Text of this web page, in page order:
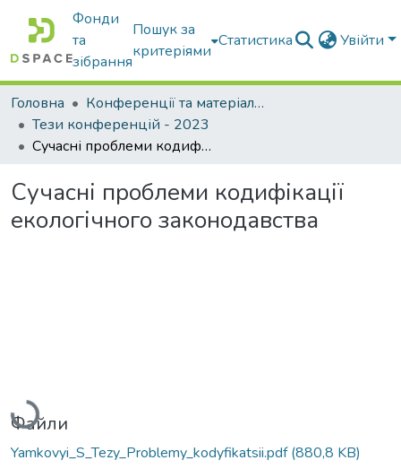
Фонди
та
зібрання
Пошук за
критеріями
Статистика Увійти
Головна
Конференції та матеріали конференцій
Тези конференцій - 2023
Сучасні проблеми кодифікації екологічного законодавства
Сучасні проблеми кодифікації
екологічного законодавства
Вантажиться...
Файли
Yamkovyi_S_Tezy_Problemy_kodyfikatsii.pdf(880,8 KB)